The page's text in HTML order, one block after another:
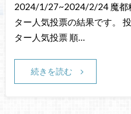
2024/1/27~2024/2/24 魔都
ター人気投票の結果です。
ター人気投票 順…
続きを読む